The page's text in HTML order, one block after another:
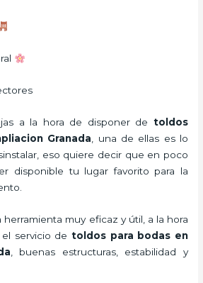
a la hora de disponer de toldos
Granada, una de ellas es lo
eso quiere decir que en poco
disponible tu lugar favorito para la
muy eficaz y útil, a la hora
servicio de toldos para bodas en
, buenas estructuras, estabilidad y